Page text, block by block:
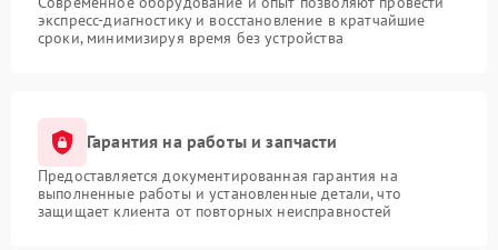
экспресс-диагностику и восстановление в кратчайшие
сроки, минимизируя время без устройства
Гарантия на работы и запчасти
Предоставляется документированная гарантия на
выполненные работы и установленные детали, что
защищает клиента от повторных неисправностей